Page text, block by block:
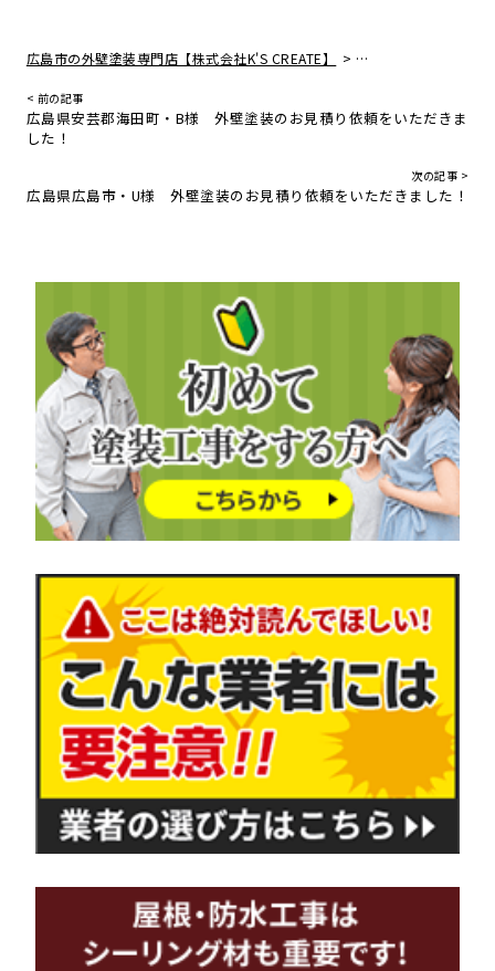
広島市の外壁塗装専門店【株式会社K'S CREATE】 > 住宅リフォームの真実
< 前の記事
広島県安芸郡海田町・B様 外壁塗装のお見積り依頼をいただきま
した！
次の記事 >
広島県広島市・U様 外壁塗装のお見積り依頼をいただきました！